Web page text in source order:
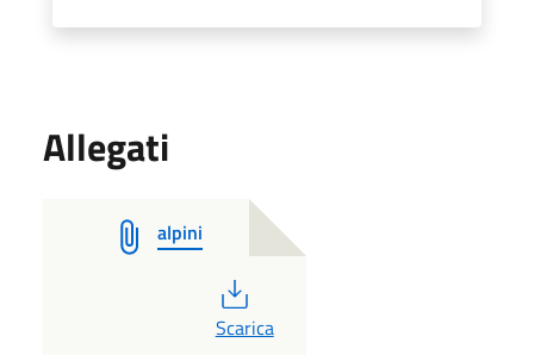
Allegati
alpini
PDF
Scarica